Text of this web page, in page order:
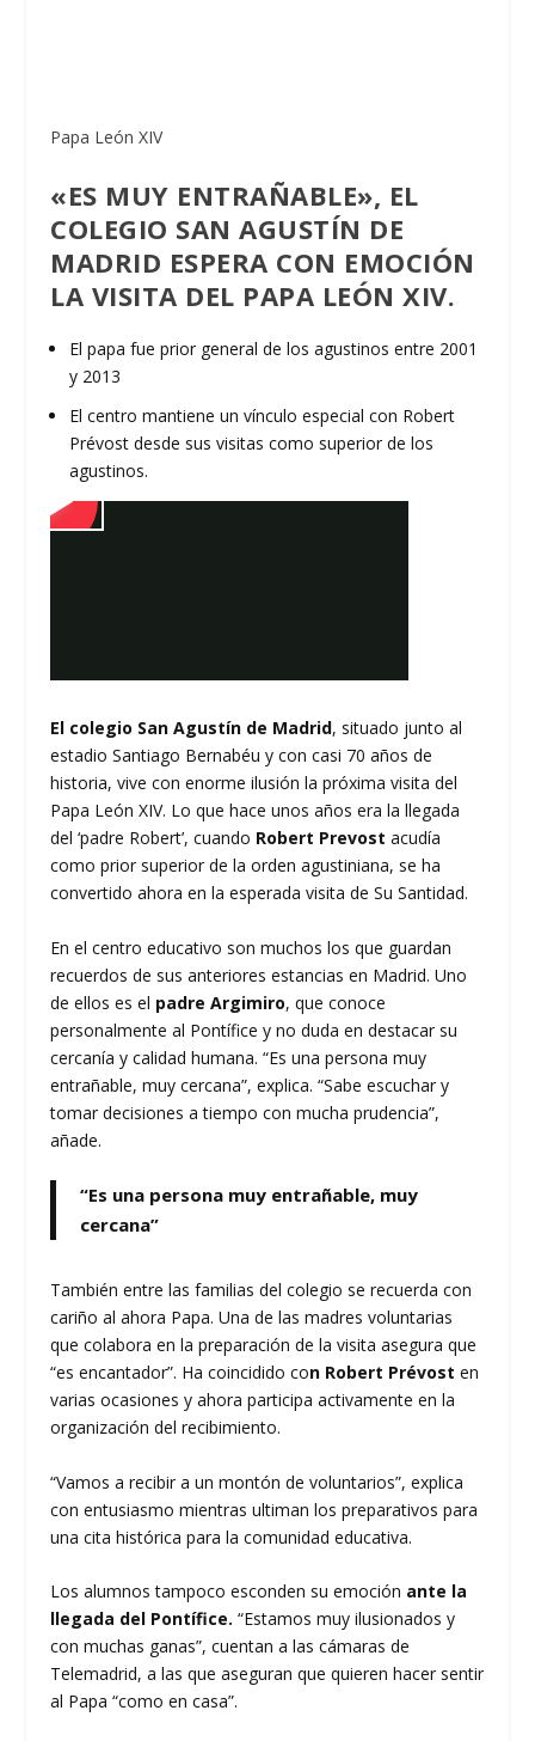
Papa León XIV
«ES MUY ENTRAÑABLE», EL
COLEGIO SAN AGUSTÍN DE
MADRID ESPERA CON EMOCIÓN
LA VISITA DEL PAPA LEÓN XIV.
El papa fue prior general de los agustinos entre 2001
y 2013
El centro mantiene un vínculo especial con Robert
Prévost desde sus visitas como superior de los
agustinos.
El colegio San Agustín de Madrid, situado junto al
estadio Santiago Bernabéu y con casi 70 años de
historia, vive con enorme ilusión la próxima visita del
Papa León XIV. Lo que hace unos años era la llegada
del ‘padre Robert’, cuando Robert Prevost acudía
como prior superior de la orden agustiniana, se ha
convertido ahora en la esperada visita de Su Santidad.
En el centro educativo son muchos los que guardan
recuerdos de sus anteriores estancias en Madrid. Uno
de ellos es el padre Argimiro, que conoce
personalmente al Pontífice y no duda en destacar su
cercanía y calidad humana. “Es una persona muy
entrañable, muy cercana”, explica. “Sabe escuchar y
tomar decisiones a tiempo con mucha prudencia”,
añade.
“Es una persona muy entrañable, muy
cercana”
También entre las familias del colegio se recuerda con
cariño al ahora Papa. Una de las madres voluntarias
que colabora en la preparación de la visita asegura que
“es encantador”. Ha coincidido con Robert Prévost en
varias ocasiones y ahora participa activamente en la
organización del recibimiento.
“Vamos a recibir a un montón de voluntarios”, explica
con entusiasmo mientras ultiman los preparativos para
una cita histórica para la comunidad educativa.
Los alumnos tampoco esconden su emoción ante la
llegada del Pontífice. “Estamos muy ilusionados y
con muchas ganas”, cuentan a las cámaras de
Telemadrid, a las que aseguran que quieren hacer sentir
al Papa “como en casa”.